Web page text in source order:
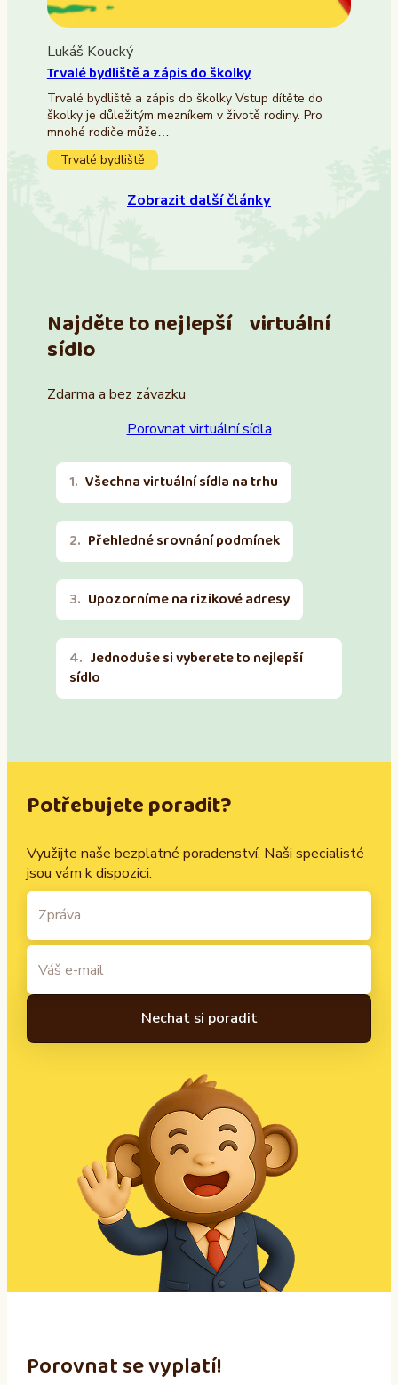
Lukáš Koucký
Trvalé bydliště a zápis do školky
Trvalé bydliště a zápis do školky Vstup dítěte do
školky je důležitým mezníkem v životě rodiny. Pro
mnohé rodiče může…
Trvalé bydliště
Zobrazit další články
Najděte to nejlepší virtuální
sídlo
Zdarma a bez závazku
Porovnat virtuální sídla
Všechna virtuální sídla na trhu
Přehledné srovnání podmínek
Upozorníme na rizikové adresy
Jednoduše si vyberete to nejlepší
sídlo
Potřebujete poradit?
Využijte naše bezplatné poradenství. Naši specialisté
jsou vám k dispozici.
:
Porovnat se vyplatí!